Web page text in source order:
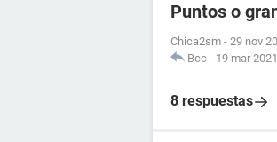
Puntos o
Chica2sm - 29 nov
Bcc - 19 mar
8 respuestas